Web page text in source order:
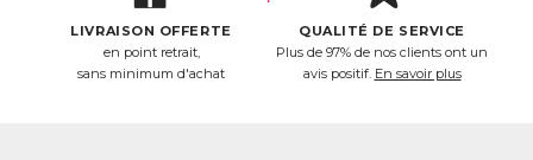
LIVRAISON OFFERTE
en point retrait,
sans minimum d'achat
QUALITÉ DE SERVICE
Plus de 97% de nos clients ont un
avis positif. En savoir plus